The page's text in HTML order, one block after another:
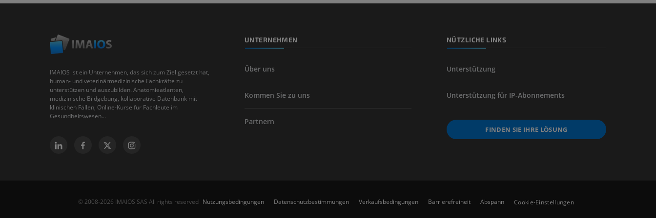
CT
Arteriografie der unteren
IMAIOS ist ein Unternehmen, das sich zum Ziel gesetzt hat,
human- und veterinärmedizinische Fachkräfte zu
unterstützen und auszubilden. Anatomieatlanten,
medizinische Bildgebung, kollaborative Datenbank mit
klinischen Fällen, Online-Kurse für Fachleute im
Gesundheitswesen...
UNTERNEHMEN
Über uns
Kommen Sie zu uns
Partnern
NÜTZLICHE LINKS
Unterstützung
Unterstützung für IP-Abonnements
FINDEN SIE IHRE LÖSUNG
© 2008-2026 IMAIOS SAS All rights reserved Nutzungsbedingungen Datenschutzbestimmungen Verkaufsbedingungen Barrierefreiheit Abspann Cookie-Einstellungen